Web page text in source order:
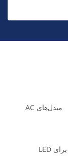
مبدل‌های AC